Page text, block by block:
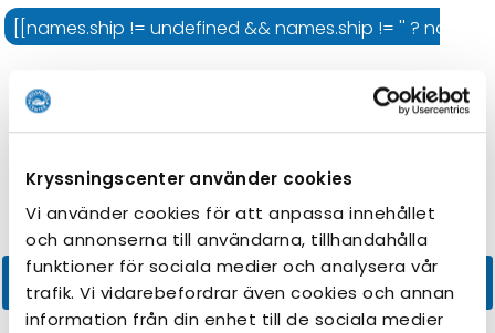
Kryssningscenter använder cookies
Vi använder cookies för att anpassa innehållet
och annonserna till användarna, tillhandahålla
funktioner för sociala medier och analysera vår
trafik. Vi vidarebefordrar även cookies och annan
information från din enhet till de sociala medier
[[names.ship != undefined && names.ship != '' ?
Kryssningens längd